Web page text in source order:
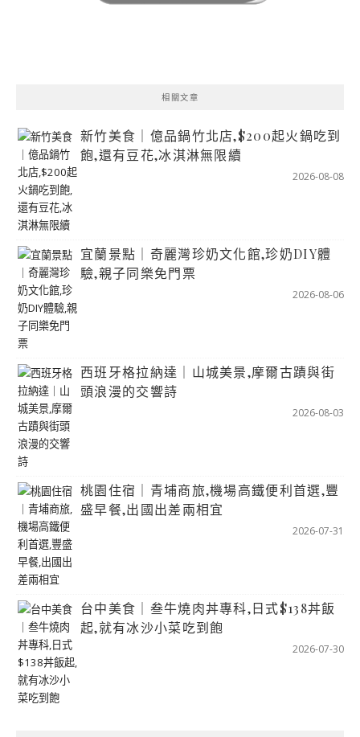
相關文章
新竹美食｜億品鍋竹北店,$200起火鍋吃到
飽,還有豆花,冰淇淋無限續
2026-08-08
宜蘭景點｜奇麗灣珍奶文化館,珍奶DIY體
驗,親子同樂免門票
2026-08-06
西班牙格拉納達｜山城美景,摩爾古蹟與街
頭浪漫的交響詩
2026-08-03
桃園住宿｜青埔商旅,機場高鐵便利首選,豐
盛早餐,出國出差兩相宜
2026-07-31
台中美食｜叁牛燒肉丼專科,日式$138丼飯
起,就有冰沙小菜吃到飽
2026-07-30